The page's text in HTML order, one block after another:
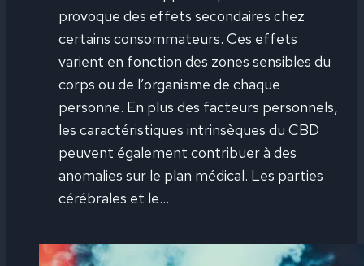
provoque des effets secondaires chez
certains consommateurs. Ces effets
varient en fonction des zones sensibles du
corps ou de l’organisme de chaque
personne. En plus des facteurs personnels,
les caractéristiques intrinsèques du CBD
peuvent également contribuer à des
anomalies sur le plan médical. Les parties
cérébrales et le…